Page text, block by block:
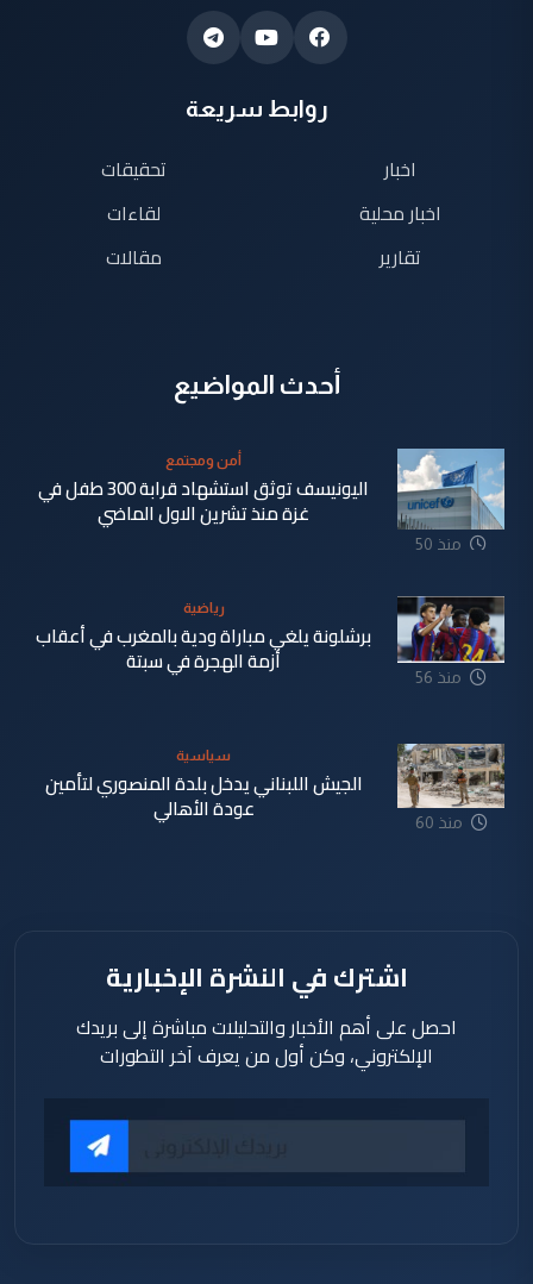
روابط سريعة
اخبار
اخبار محلية
تقارير
تحقيقات
لقاءات
مقالات
أحدث المواضيع
منذ 50
أمن ومجتمع
اليونيسف توثق استشهاد قرابة 300 طفل في
غزة منذ تشرين الاول الماضي
منذ 56
رياضية
برشلونة يلغي مباراة ودية بالمغرب في أعقاب
أزمة الهجرة في سبتة
منذ 60
سياسية
الجيش اللبناني يدخل بلدة المنصوري لتأمين
عودة الأهالي
اشترك في النشرة الإخبارية
احصل على أهم الأخبار والتحليلات مباشرة إلى بريدك
الإلكتروني، وكن أول من يعرف آخر التطورات